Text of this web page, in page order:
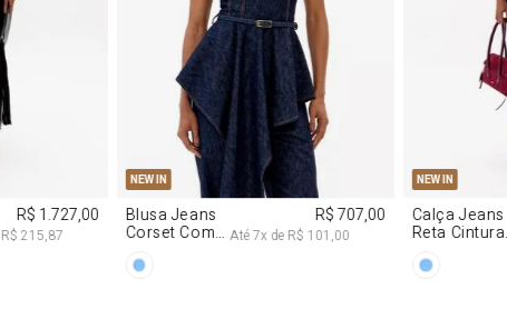
R$ 1.727,00
R$ 215,87
NEW IN
PP G
Blusa Jeans
Corset Com
R$ 707,00
Até7x deR$ 101,00
NEW IN
34
Calça Jeans
Reta Cintura